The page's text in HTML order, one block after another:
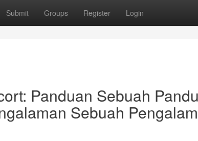
Submit Groups Register Login
Panduan Sebuah
Sebuah